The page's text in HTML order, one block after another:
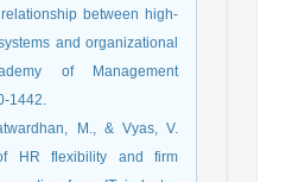
between high-
and organizational
of Management
1442.
M., & Vyas, V.
HR flexibility and firm